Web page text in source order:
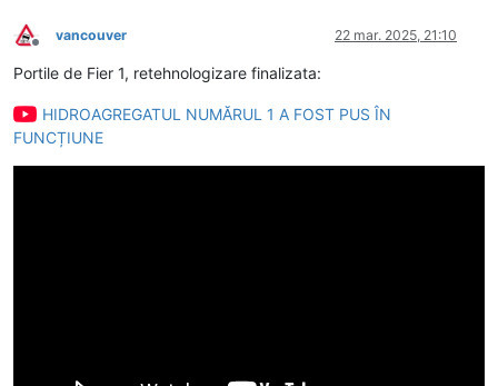
Deconectat
vancouver 22 mar. 2025, 21:10
Portile de Fier 1, retehnologizare finalizata:
HIDROAGREGATUL NUMĂRUL 1 A FOST PUS ÎN
FUNCȚIUNE